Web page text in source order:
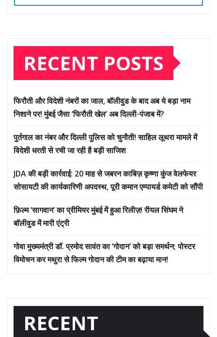
RECENT POSTS
फिरौती और विदेशी नंबरों का जाल, बॉलीवुड के बाद अब ये बड़ा नाम
निशाने पर! मुंबई जैसा ‘फिरौती खेल’ अब दिल्ली-पंजाब में?
पुर्तगाल का नंबर और दिल्ली पुलिस को चुनौती! साहिल लूथरा मामले में
विदेशी धरती से रची जा रही है बड़ी साजिश
JDA की बड़ी कार्रवाई: 20 माह से जबरन काबिज़ कृष्णा कुंज वेलफेयर
सोसायटी की कार्यकारिणी अपदस्थ, पूरी कमान एम्पायर्ड कमेटी को सौंपी
फ़िल्म ‘सागवान’ का प्रीमियर मुंबई में हुआ रिलीज़! रीयल सिंघम ने
बॉलीवुड में मारी एंट्री
गोवा मुख्यमंत्री डॉ. प्रमोद सावंत का ‘गोदान’ को बड़ा समर्थन; पोस्टर
विमोचन कर मथुरा से फिल्म गोदान की टीम का बढ़ाया मान!
RECENT